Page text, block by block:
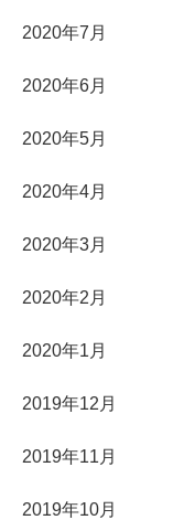
2020年7月
2020年6月
2020年5月
2020年4月
2020年3月
2020年2月
2020年1月
2019年12月
2019年11月
2019年10月